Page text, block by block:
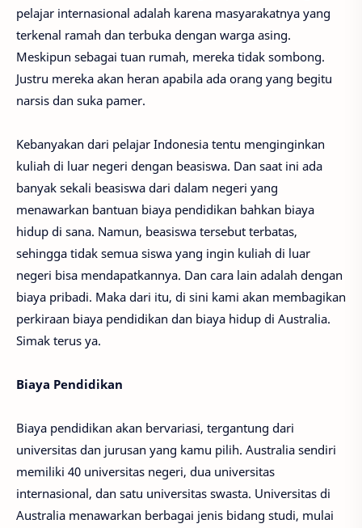
pelajar internasional adalah karena masyarakatnya yang
terkenal ramah dan terbuka dengan warga asing.
Meskipun sebagai tuan rumah, mereka tidak sombong.
Justru mereka akan heran apabila ada orang yang begitu
narsis dan suka pamer.
Kebanyakan dari pelajar Indonesia tentu menginginkan
kuliah di luar negeri dengan beasiswa. Dan saat ini ada
banyak sekali beasiswa dari dalam negeri yang
menawarkan bantuan biaya pendidikan bahkan biaya
hidup di sana. Namun, beasiswa tersebut terbatas,
sehingga tidak semua siswa yang ingin kuliah di luar
negeri bisa mendapatkannya. Dan cara lain adalah dengan
biaya pribadi. Maka dari itu, di sini kami akan membagikan
perkiraan biaya pendidikan dan biaya hidup di Australia.
Simak terus ya.
Biaya Pendidikan
Biaya pendidikan akan bervariasi, tergantung dari
universitas dan jurusan yang kamu pilih. Australia sendiri
memiliki 40 universitas negeri, dua universitas
internasional, dan satu universitas swasta. Universitas di
Australia menawarkan berbagai jenis bidang studi, mulai